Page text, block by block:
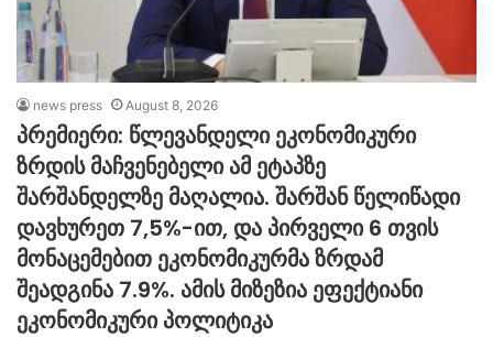
news press August 8, 2026
პრემიერი: წლევანდელი ეკონომიკური
ზრდის მაჩვენებელი ამ ეტაპზე
შარშანდელზე მაღალია. შარშან წელიწადი
დავხურეთ 7,5%-ით, და პირველი 6 თვის
მონაცემებით ეკონომიკურმა ზრდამ
შეადგინა 7.9%. ამის მიზეზია ეფექტიანი
ეკონომიკური პოლიტიკა